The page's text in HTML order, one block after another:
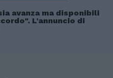
avanza ma disponibili
L'annuncio di